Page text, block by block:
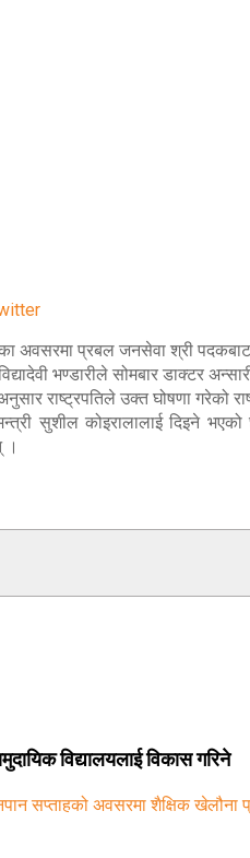
अवसरमा प्रबल जनसेवा श्री
भण्डारीले सोमबार डाक्टर
राष्ट्रपतिले उक्त घोषणा गरेको
सुशील कोइरालालाई दिइने
।
विद्यालयलाई विकास गरिने